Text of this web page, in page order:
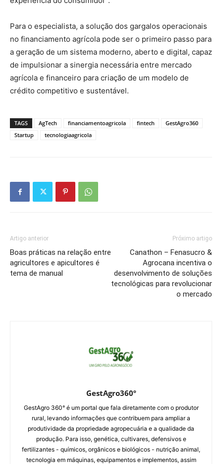
Para o especialista, a solução dos gargalos operacionais
no financiamento agrícola pode ser o primeiro passo para
a geração de um sistema moderno, aberto e digital, capaz
de impulsionar a sinergia necessária entre mercado
agrícola e financeiro para criação de um modelo de
crédito competitivo e sustentável.
TAGS AgTech financiamentoagricola fintech
GestAgro360
Startup
tecnologiaagricola
Artigo anterior
Boas práticas na relação entre
agricultores e apicultores é
tema de manual
Próximo artigo
Canathon – Fenasucro &
Agrocana incentiva o
desenvolvimento de soluções
tecnológicas para revolucionar
o mercado
GestAgro360º
GestAgro 360° é um portal que fala diretamente com o produtor
rural, levando informações que contribuem para ampliar a
produtividade da propriedade agropecuária e a qualidade da
produção. Para isso, genética, cultivares, defensivos e
fertilizantes - químicos, orgânicos e biológicos - nutrição animal,
tecnologia em máquinas, equipamentos e implementos, assim